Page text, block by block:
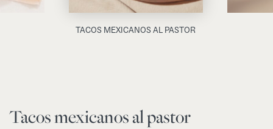
TACOS MEXICANOS AL PASTOR
Tacos mexicanos al pastor